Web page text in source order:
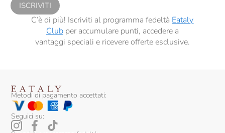
ISCRIVITI
C’è di più! Iscriviti al programma fedeltà Eataly
Clubper accumulare punti, accedere a
vantaggi speciali e ricevere offerte esclusive.
Metodi di pagamento accettati:
Seguici su: